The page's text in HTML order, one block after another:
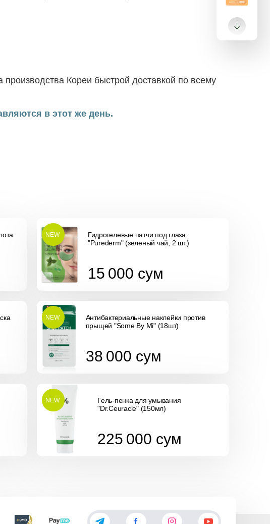
Кореи быстрой доставкой по всему
в этот же день.
Гидрогелевые патчи под глаза
"Purederm" (зеленый чай, 2 шт.)
15 000 сум
NEW
Антибактериальные наклейки против
прыщей "Some By Mi" (18шт)
38 000 сум
NEW
Гель-пенка для умывания
"Dr.Ceuracle" (150мл)
225 000 сум
NEW